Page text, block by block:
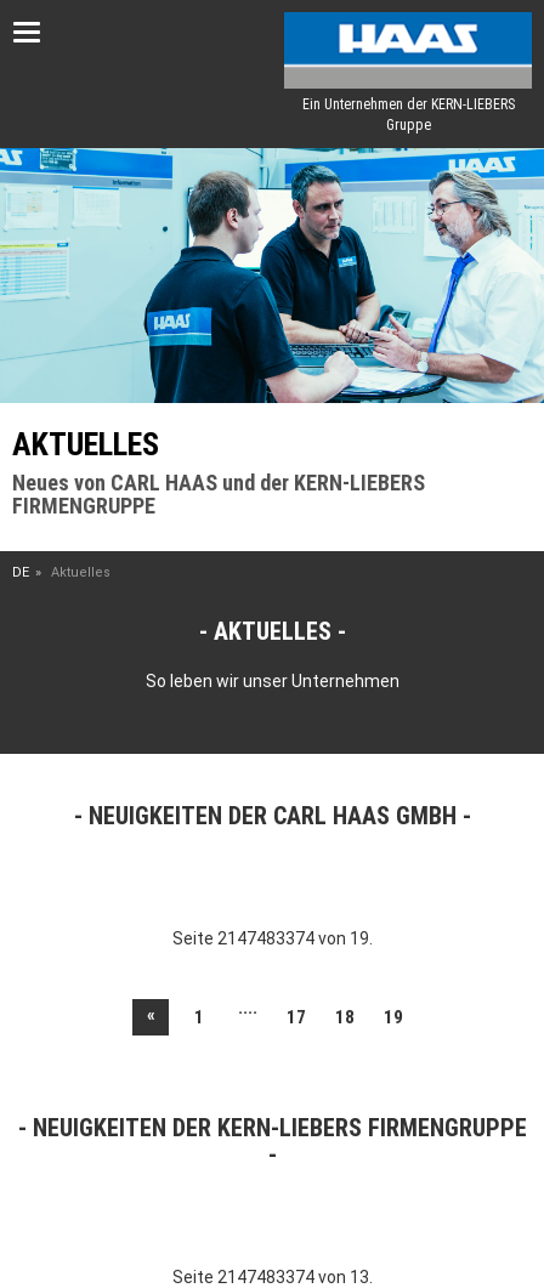
Toggle
Ein Unternehmen der KERN-LIEBERS
Gruppe
AKTUELLES
Neues von CARL HAAS und der KERN-LIEBERS
FIRMENGRUPPE
DE Aktuelles
AKTUELLES
So leben wir unser Unternehmen
NEUIGKEITEN DER CARL HAAS GMBH
Seite 2147483374 von 19.
« 1 .... 17 18 19
NEUIGKEITEN DER KERN-LIEBERS FIRMENGRUPPE
Seite 2147483374 von 13.